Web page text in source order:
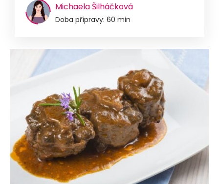
Michaela Šilháčková
Doba přípravy: 60 min